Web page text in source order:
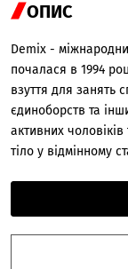
ОПИС
Demix -
почалася в 1994
взуття для занять
єдиноборств та
активних
тіло у відмінному